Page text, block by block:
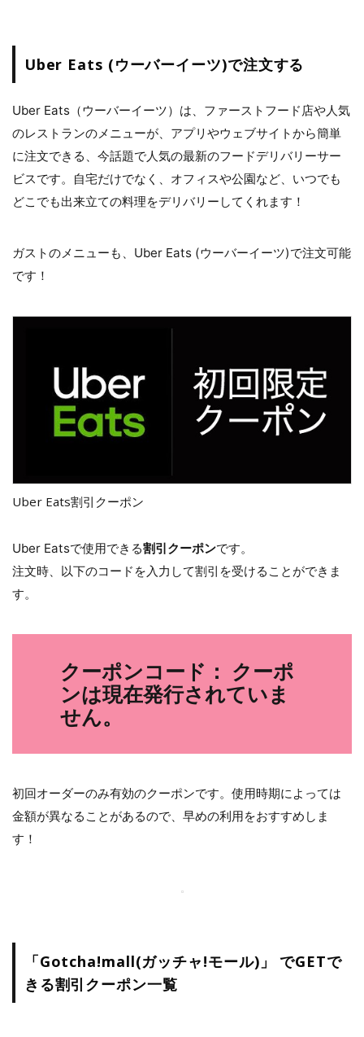
Uber Eats (ウーバーイーツ)で注文する
Uber Eats（ウーバーイーツ）は、ファーストフード店や人気
のレストランのメニューが、アプリやウェブサイトから簡単
に注文できる、今話題で人気の最新のフードデリバリーサー
ビスです。自宅だけでなく、オフィスや公園など、いつでも
どこでも出来立ての料理をデリバリーしてくれます！
ガストのメニューも、Uber Eats (ウーバーイーツ)で注文可能
です！
Uber Eats割引クーポン
Uber Eatsで使用できる割引クーポンです。
注文時、以下のコードを入力して割引を受けることができま
す。
クーポンコード： クーポ
ンは現在発行されていま
せん。
初回オーダーのみ有効のクーポンです。使用時期によっては
金額が異なることがあるので、早めの利用をおすすめしま
す！
「Gotcha!mall(ガッチャ!モール)」 でGETで
きる割引クーポン一覧